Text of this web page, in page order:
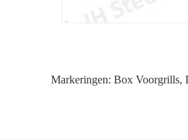
Markeringen: Box Voorgrills,